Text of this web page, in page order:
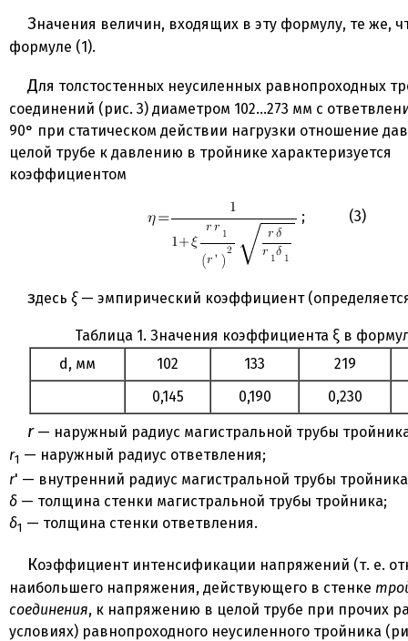
Значения величин, входящих в эту формулу, те же, что и в
формуле (1).
Для толстостенных неусиленных равнопроходных тройниковых
соединений (рис. 3) диаметром 102…273 мм с
90° при статическом действии нагрузки отношение
целой трубе к давлению в тройнике характеризуется
коэффициентом
; (3)
здесь ξ— эмпирический коэффициент (определяется
Таблица 1. Значения коэффициента ξ в
d, мм
102 133
219
0,145
0,190 0,230
r— наружный радиус магистральной трубы
r1 — наружный радиус ответвления;
r' — внутренний радиус магистральной трубы
δ — толщина стенки магистральной трубы тройника;
δ1 — толщина стенки ответвления.
Коэффициент интенсификации напряжений (т. е. отношение
наибольшего напряжения, действующего в стенке
соединения, к напряжению в целой трубе при прочих
условиях) равнопроходного неусиленного тройника